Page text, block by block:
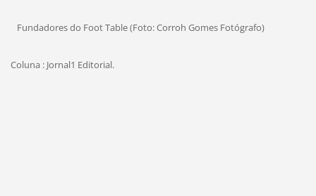
Fundadores do Foot Table(Foto: Corroh Gomes Fotógrafo)
Coluna : Jornal1 Editorial.